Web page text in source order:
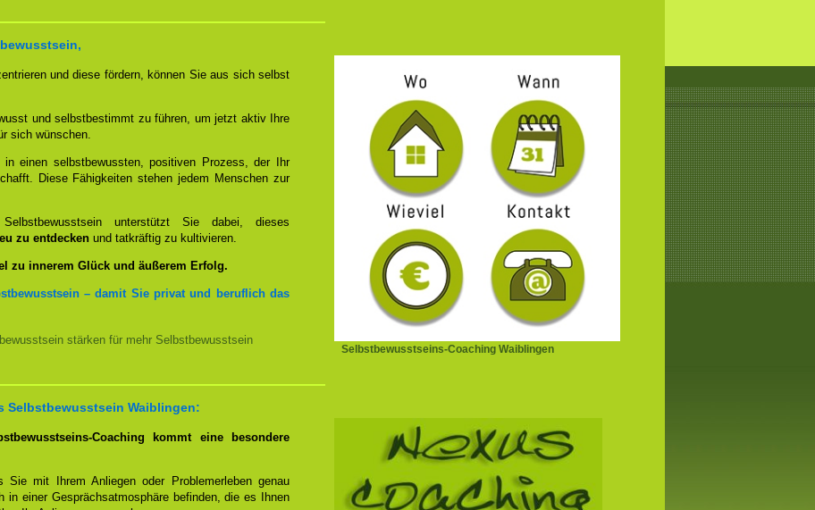
Selbstbewusstseins-Coaching Waiblingen
und diese fördern, können Sie aus sich selbst
und selbstbestimmt zu führen, um jetzt aktiv Ihre
sich wünschen.
einen selbstbewussten, positiven Prozess, der Ihr
Diese Fähigkeiten stehen jedem Menschen zur
unterstützt Sie dabei, dieses
zu entdecken und tatkräftig zu kultivieren.
zu innerem Glück und äußerem Erfolg.
– damit Sie privat und beruflich das
stärken für mehr Selbstbewusstsein
Selbstbewusstsein Waiblingen:
Coaching kommt eine besondere
mit Ihrem Anliegen oder Problemerleben genau
in einer Gesprächsatmosphäre befinden, die es Ihnen